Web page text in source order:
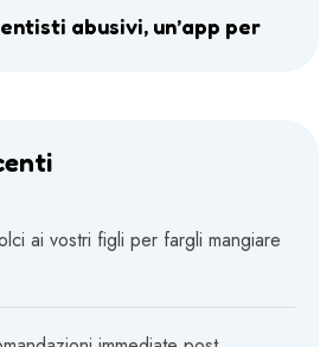
abusivi, un’app per
ai vostri figli per fargli mangiare